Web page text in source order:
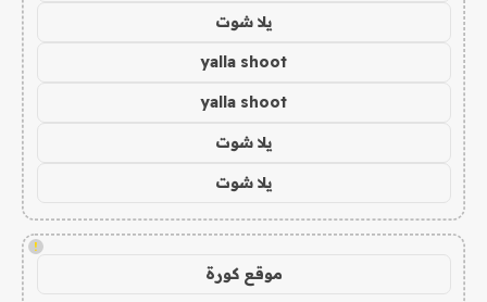
يلا شوت
yalla shoot
yalla shoot
يلا شوت
يلا شوت
!
موقع كورة